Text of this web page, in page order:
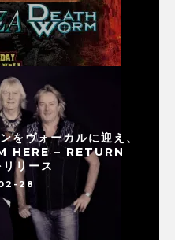
をヴォーカルに迎え、
HERE – RETURN
リース
28